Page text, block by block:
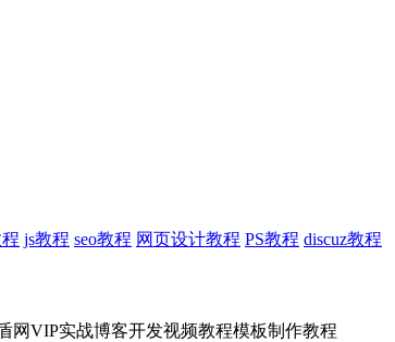
js教程 seo教程 网页设计教程 PS教程 discuz教程
网VIP实战博客开发视频教程模板制作教程